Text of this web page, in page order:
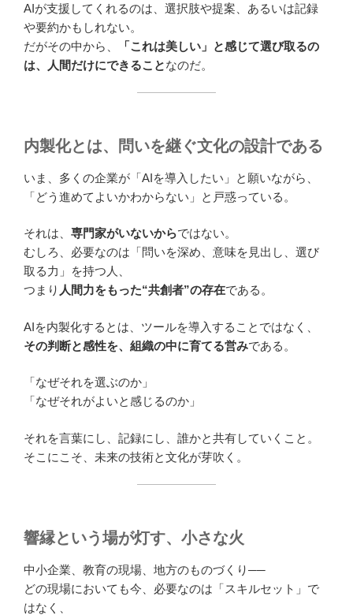
AIが支援してくれるのは、選択肢や提案、あるいは記録
や要約かもしれない。
だがその中から、
「これは美しい」と感じて選び取るの
は、人間だけにできることなのだ。
内製化とは、問いを継ぐ文化の設計である
いま、多くの企業が「AIを導入したい」と願いながら、
「どう進めてよいかわからない」と戸惑っている。
それは、 専門家がいないからではない。
むしろ、必要なのは「問いを深め、意味を見出し、選び
取る力」を持つ人、
つまり 人間力をもった“共創者”の存在である。
AIを内製化するとは、ツールを導入することではなく、
その判断と感性を、組織の中に育てる営みである。
「なぜそれを選ぶのか」
「なぜそれがよいと感じるのか」
それを言葉にし、記録にし、誰かと共有していくこと。
そこにこそ、未来の技術と文化が芽吹く。
響縁という場が灯す、小さな火
中小企業、教育の現場、地方のものづくり──
どの現場においても今、必要なのは「スキルセット」で
はなく、